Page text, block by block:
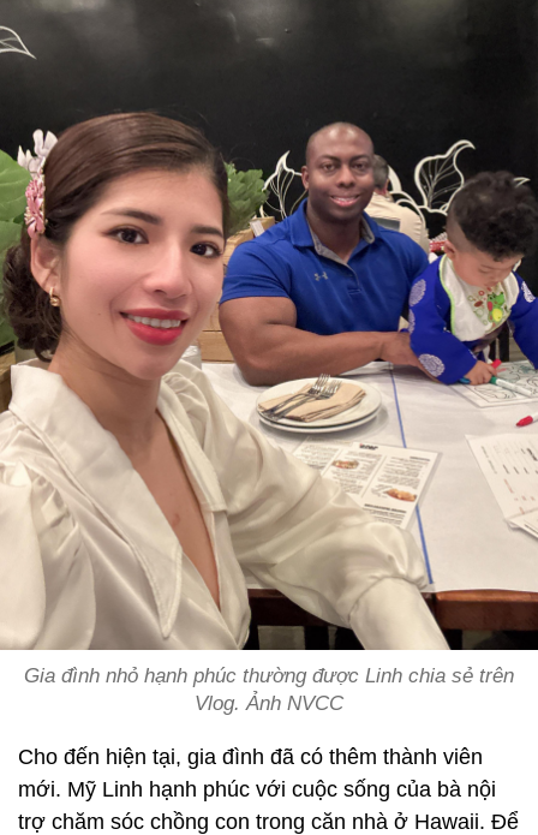
Gia đình nhỏ hạnh phúc thường được Linh chia sẻ trên
Vlog. Ảnh NVCC
Cho đến hiện tại, gia đình đã có thêm thành viên
mới. Mỹ Linh hạnh phúc với cuộc sống của bà nội
trợ chăm sóc chồng con trong căn nhà ở Hawaii. Để